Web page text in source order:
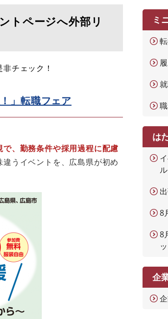
トページへ外部リ
チェック！
」転職フェア
で、勤務条件や採用過程に配慮
うイベントを、広島県が初め
ミ
は
ル
8
8
企